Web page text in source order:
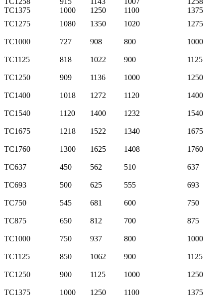
TC1375
1000 1250 1100
1375
TC1275
1080 1350 1020 1275
TC1000 727 908 800 1000
TC1125 818 1022 900 1125
TC1250 909 1136 1000 1250
TC1400 1018 1272 1120 1400
TC1540 1120 1400 1232 1540
TC1675 1218 1522 1340 1675
TC1760 1300 1625 1408 1760
TC637 450 562 510 637
TC693 500 625 555 693
TC750 545 681 600 750
TC875 650 812 700 875
TC1000 750 937 800 1000
TC1125 850 1062 900 1125
TC1250 900 1125 1000 1250
TC1375 1000 1250 1100 1375